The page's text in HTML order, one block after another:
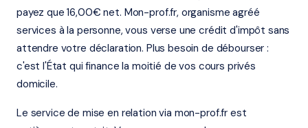
payez que 16,00€ net. Mon-prof.fr, organisme agréé
services à la personne, vous verse une crédit d'impôt sans
attendre votre déclaration. Plus besoin de débourser :
c'est l'État qui finance la moitié de vos cours privés
domicile.
Le service de mise en relation via mon-prof.fr est